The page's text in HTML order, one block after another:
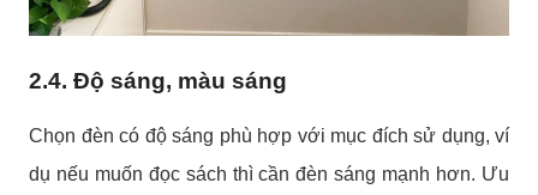
2.4. Độ sáng, màu sáng
Chọn đèn có độ sáng phù hợp với mục đích sử dụng, ví
dụ nếu muốn đọc sách thì cần đèn sáng mạnh hơn. Ưu